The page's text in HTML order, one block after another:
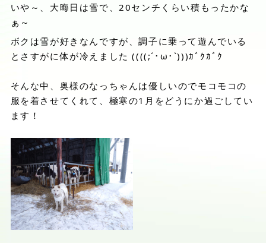
いや～、大晦日は雪で、20センチくらい積もったかな
ぁ～
ボクは雪が好きなんですが、調子に乗って遊んでいる
とさすがに体が冷えました ((((;´･ω･`)))ｶﾞｸｶﾞｸ
そんな中、奥様のなっちゃんは優しいのでモコモコの
服を着させてくれて、極寒の1月をどうにか過ごしてい
ます！